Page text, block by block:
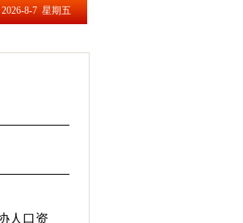
2026-8-7 星期五
人口资